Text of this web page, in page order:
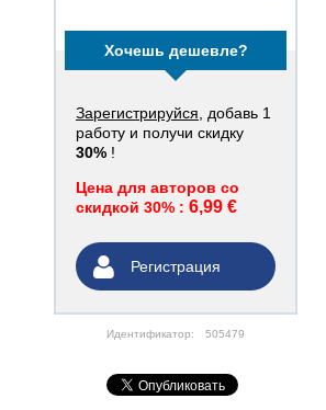
Хочешь дешевле?
Зарегистрируйся , добавь 1
работу и получи скидку
30% !
Цена для авторов со
скидкой 30% : 6,99 €
Регистрация
Идентификатор: 505479